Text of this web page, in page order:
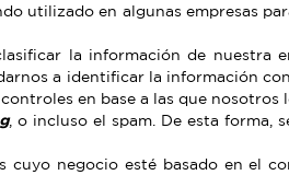
utilizado en algunas empresas
la información de nuestra
a identificar la información
en base a las que nosotros
, o incluso el spam. De esta forma,
cuyo negocio esté basado en el